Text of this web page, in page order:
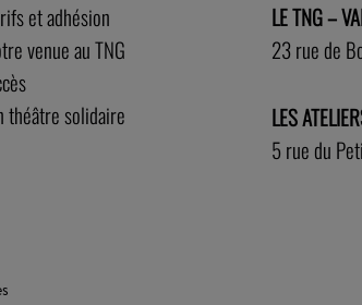
et adhésion
venue au TNG
théâtre solidaire
LE TNG –
23 rue de
LES
5 rue du